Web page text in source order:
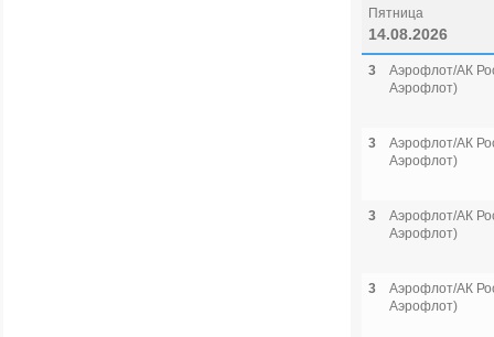
Пятница
14.08.2026
3
Аэрофлот/АК
Аэрофлот)
3
Аэрофлот/АК
Аэрофлот)
3
Аэрофлот/АК
Аэрофлот)
3
Аэрофлот/АК
Аэрофлот)